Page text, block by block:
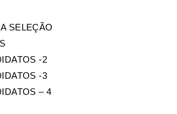
SELEÇÃO
-2
-3
– 4